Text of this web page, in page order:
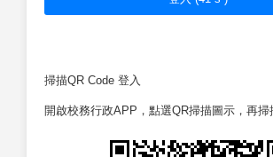
掃描QR Code 登入
開啟校務行政APP，點選QR掃描圖示，再掃